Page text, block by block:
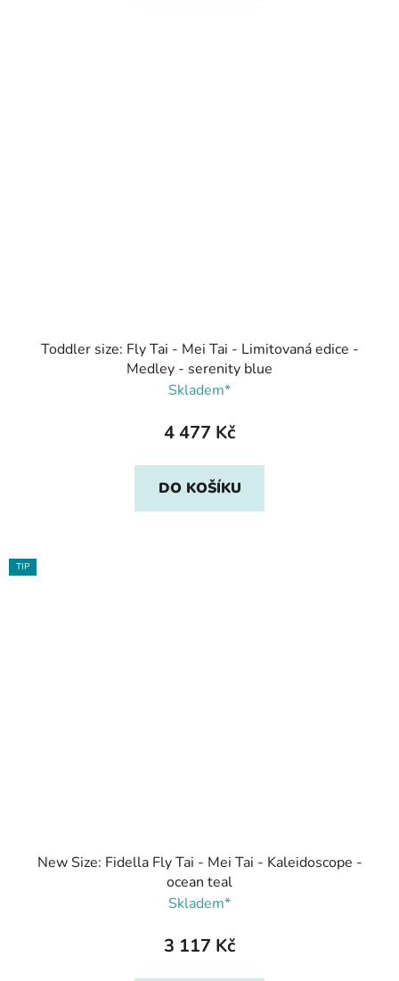
Toddler size: Fly Tai - Mei Tai - Limitovaná edice -
Medley - serenity blue
Skladem*
4 477 Kč
DO KOŠÍKU
TIP
New Size: Fidella Fly Tai - Mei Tai - Kaleidoscope -
ocean teal
Skladem*
3 117 Kč